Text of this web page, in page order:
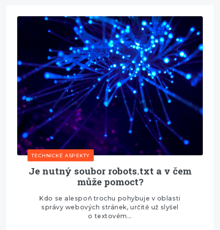
TECHNICKÉ ASPEKTY
Je nutný soubor robots.txt a v čem
může pomoct?
Kdo se alespoň trochu pohybuje v oblasti
správy webových stránek, určitě už slyšel
o textovém…